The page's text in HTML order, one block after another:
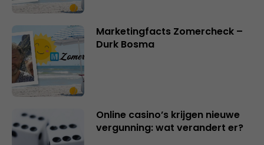
Marketingfacts Zomercheck –
Durk Bosma
Online casino’s krijgen nieuwe
vergunning: wat verandert er?